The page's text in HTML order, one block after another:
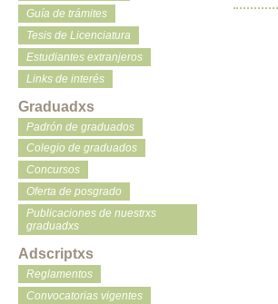
Guía de trámites
Tesis de Licenciatura
Estudiantes extranjeros
Links de interés
Graduadxs
Padrón de graduados
Colegio de graduados
Concursos
Oferta de posgrado
Publicaciones de nuestrxs
graduadxs
Adscriptxs
Reglamentos
Convocatorias vigentes